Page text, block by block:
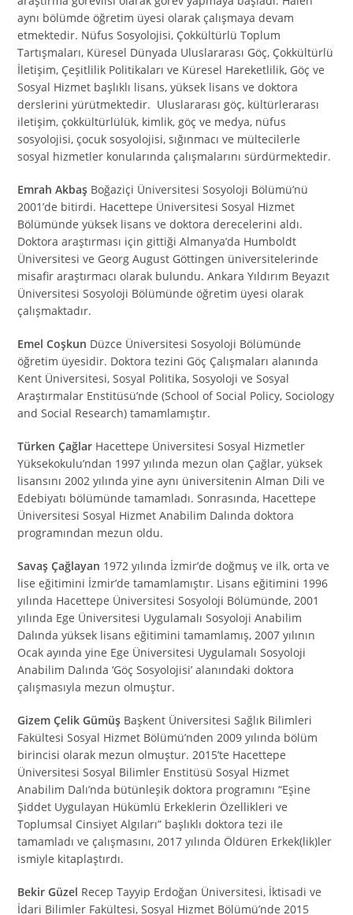
aynı bölümde öğretim üyesi olarak çalışmaya devam
etmektedir. Nüfus Sosyolojisi, Çokkültürlü Toplum
Tartışmaları, Küresel Dünyada Uluslararası Göç, Çokkültürlü
İletişim, Çeşitlilik Politikaları ve Küresel Hareketlilik, Göç ve
Sosyal Hizmet başlıklı lisans, yüksek lisans ve doktora
derslerini yürütmektedir. Uluslararası göç, kültürlerarası
iletişim, çokkültürlülük, kimlik, göç ve medya, nüfus
sosyolojisi, çocuk sosyolojisi, sığınmacı ve mültecilerle
sosyal hizmetler konularında çalışmalarını sürdürmektedir.
Emrah Akbaş Boğaziçi Üniversitesi Sosyoloji Bölümü’nü
2001’de bitirdi. Hacettepe Üniversitesi Sosyal Hizmet
Bölümünde yüksek lisans ve doktora derecelerini aldı.
Doktora araştırması için gittiği Almanya’da Humboldt
Üniversitesi ve Georg August Göttingen üniversitelerinde
misafir araştırmacı olarak bulundu. Ankara Yıldırım Beyazıt
Üniversitesi Sosyoloji Bölümünde öğretim üyesi olarak
çalışmaktadır.
Emel Coşkun Düzce Üniversitesi Sosyoloji Bölümünde
öğretim üyesidir. Doktora tezini Göç Çalışmaları alanında
Kent Üniversitesi, Sosyal Politika, Sosyoloji ve Sosyal
Araştırmalar Enstitüsü’nde (School of Social Policy, Sociology
and Social Research) tamamlamıştır.
Türken Çağlar Hacettepe Üniversitesi Sosyal Hizmetler
Yüksekokulu’ndan 1997 yılında mezun olan Çağlar, yüksek
lisansını 2002 yılında yine aynı üniversitenin Alman Dili ve
Edebiyatı bölümünde tamamladı. Sonrasında, Hacettepe
Üniversitesi Sosyal Hizmet Anabilim Dalında doktora
programından mezun oldu.
Savaş Çağlayan 1972 yılında İzmir’de doğmuş ve ilk, orta ve
lise eğitimini İzmir’de tamamlamıştır. Lisans eğitimini 1996
yılında Hacettepe Üniversitesi Sosyoloji Bölümünde, 2001
yılında Ege Üniversitesi Uygulamalı Sosyoloji Anabilim
Dalında yüksek lisans eğitimini tamamlamış, 2007 yılının
Ocak ayında yine Ege Üniversitesi Uygulamalı Sosyoloji
Anabilim Dalında ‘Göç Sosyolojisi’ alanındaki doktora
çalışmasıyla mezun olmuştur.
Gizem Çelik Gümüş Başkent Üniversitesi Sağlık Bilimleri
Fakültesi Sosyal Hizmet Bölümü’nden 2009 yılında bölüm
birincisi olarak mezun olmuştur. 2015’te Hacettepe
Üniversitesi Sosyal Bilimler Enstitüsü Sosyal Hizmet
Anabilim Dalı’nda bütünleşik doktora programını “Eşine
Şiddet Uygulayan Hükümlü Erkeklerin Özellikleri ve
Toplumsal Cinsiyet Algıları” başlıklı doktora tezi ile
tamamladı ve çalışmasını, 2017 yılında Öldüren Erkek(lik)ler
ismiyle kitaplaştırdı.
Bekir Güzel Recep Tayyip Erdoğan Üniversitesi, İktisadi ve
İdari Bilimler Fakültesi, Sosyal Hizmet Bölümü’nde 2015